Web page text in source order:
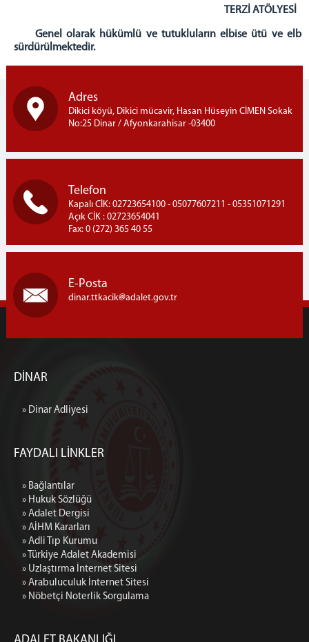
TERZİ ATÖLYESİ
Genel olarak hükümlü ve tutukluların elbise ütü ve
sürdürülmektedir.
Adres
Dikici köyü, Dikici mücavir, Hasan Hüseyin CİMEN Sokak
No:25 Dinar / Afyonkarahisar -03400
Telefon
Kapalı CİK: 02723654100 - 05077607211 - 05351071291
Açık CİK : 02723654041
Fax: 0 (272) 365 40 55
E-Posta
dinar.ttkacik adalet.gov.tr
DİNAR
» Dinar Adliyesi
FAYDALI LİNKLER
» Bağlantılar
» Hukuk Sözlüğü
» Adalet Dergisi
» AİHM Kararları
» Adli Tıp Kurumu
» Türkiye Adalet Akademisi
» Uzlaştırma İnternet Sitesi
» Arabuluculuk İnternet Sitesi
» Nöbetçi Noterlik Sorgulama